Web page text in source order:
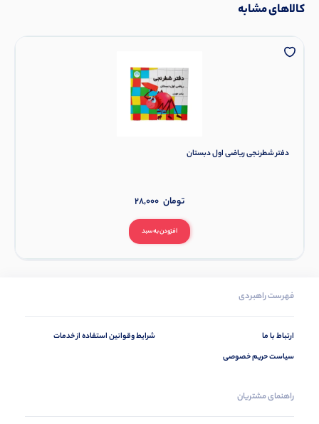
کالاهای مشابه
دفتر شطرنجی ریاضی اول دبستان
افزودن به سبد
28,000 تومان
فهرست راهبردی
ارتباط با ما
سیاست حریم خصوصی
شرایط وقوانین استفاده از خدمات
راهنمای مشتریان